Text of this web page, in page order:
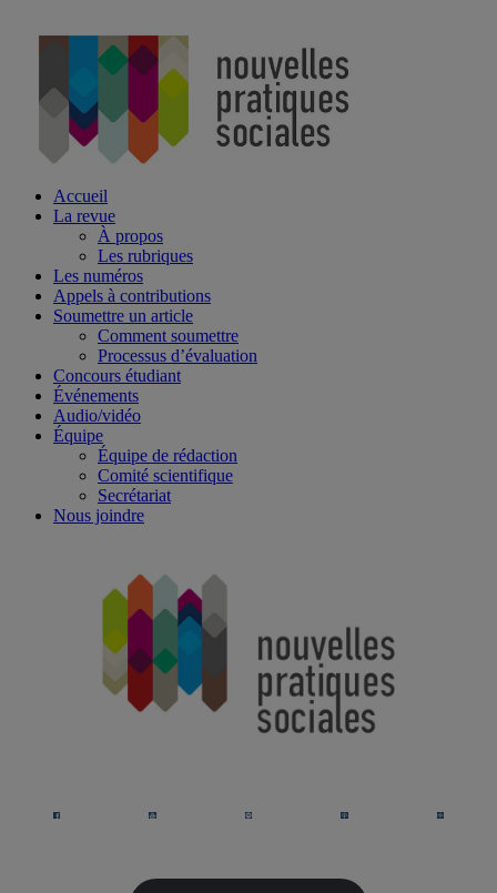
Accueil
La revue
À propos
Les rubriques
Les numéros
Appels à contributions
Soumettre un article
Comment soumettre
Processus d’évaluation
Concours étudiant
Événements
Audio/vidéo
Équipe
Équipe de rédaction
Comité scientifique
Secrétariat
Nous joindre